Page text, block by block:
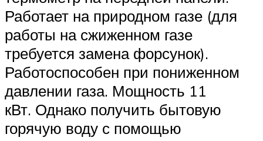
Работает на природном газе (для
работы на сжиженном газе
требуется замена форсунок).
Работоспособен при пониженном
давлении газа. Мощность 11
кВт. Однако получить бытовую
горячую воду с помощью